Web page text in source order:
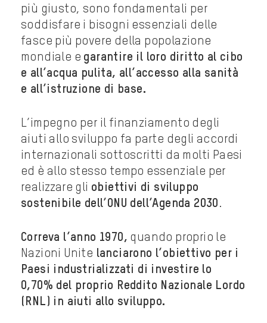
più giusto, sono fondamentali per
soddisfare i bisogni essenziali delle
fasce più povere della popolazione
mondiale e garantire il loro diritto al cibo
e all’acqua pulita, all’accesso alla sanità
e all’istruzione di base.
L’impegno per il finanziamento degli
aiuti allo sviluppo fa parte degli accordi
internazionali sottoscritti da molti Paesi
ed è allo stesso tempo essenziale per
realizzare gli obiettivi di sviluppo
sostenibile dell’ONU dell’Agenda 2030 .
Correva l’anno 1970, quando proprio le
Nazioni Unite lanciarono l’obiettivo per i
Paesi industrializzati di investire lo
0,70% del proprio Reddito Nazionale Lordo
(RNL) in aiuti allo sviluppo.